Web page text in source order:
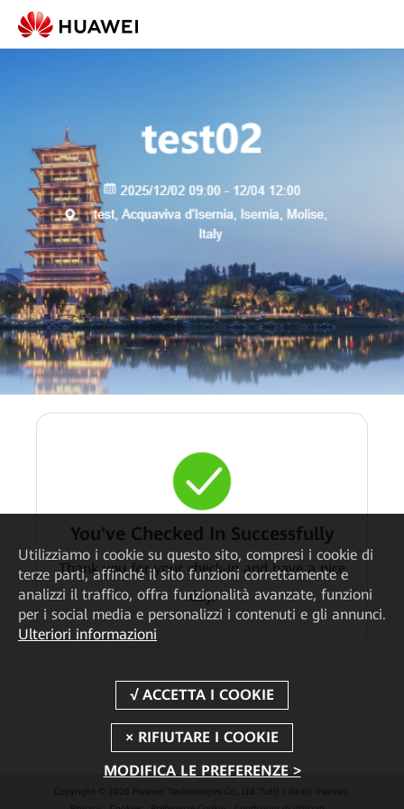
You've Checked In Successfully
Thank you for your check-in and have a nice
day.
Copyright © 2026 Huawei Technologies Co., Ltd. Tutti i diritti riservati.
Utilizziamo i cookie su questo sito, compresi i cookie di
terze parti, affinché il sito funzioni correttamente e
analizzi il traffico, offra funzionalità avanzate, funzioni
per i social media e personalizzi i contenuti e gli annunci.
Ulteriori informazioni
MODIFICA LE PREFERENZE >